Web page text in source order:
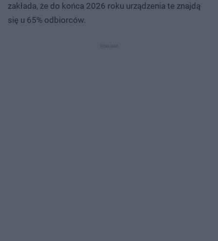
zakłada, że do końca 2026 roku urządzenia te znajdą
się u 65% odbiorców.